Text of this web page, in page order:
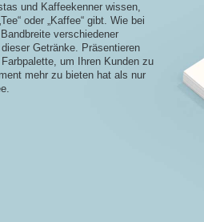
und Kaffeekenner wissen,
oder „Kaffee“ gibt. Wie bei
verschiedener
Getränke. Präsentieren
um Ihren Kunden zu
mehr zu bieten hat als nur